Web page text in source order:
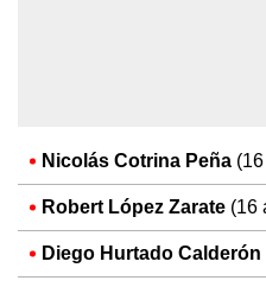
Nicolás Cotrina Peña
Robert López Zarate (16
Diego Hurtado Calderón